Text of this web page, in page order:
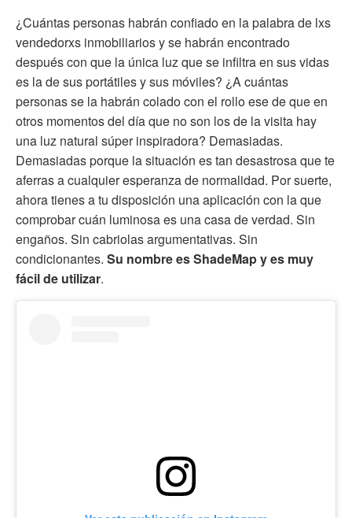
¿Cuántas personas habrán confiado en la palabra de lxs
vendedorxs inmobiliarios y se habrán encontrado
después con que la única luz que se infiltra en sus vidas
es la de sus portátiles y sus móviles? ¿A cuántas
personas se la habrán colado con el rollo ese de que en
otros momentos del día que no son los de la visita hay
una luz natural súper inspiradora? Demasiadas.
Demasiadas porque la situación es tan desastrosa que te
aferras a cualquier esperanza de normalidad. Por suerte,
ahora tienes a tu disposición una aplicación con la que
comprobar cuán luminosa es una casa de verdad. Sin
engaños. Sin cabriolas argumentativas. Sin
condicionantes. Su nombre es ShadeMap y es muy
fácil de utilizar.